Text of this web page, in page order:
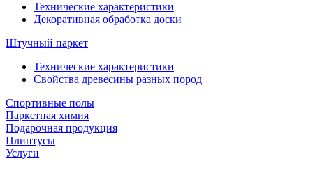
Технические характеристики
Декоративная обработка доски
Штучный паркет
Технические характеристики
Свойства древесины разных пород
Спортивные полы
Паркетная химия
Подарочная продукция
Плинтусы
Услуги